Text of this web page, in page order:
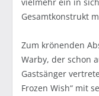
Gesamtkonstrukt
Zum krönenden
Warby, der schon
Gastsänger
Frozen Wish“ mit